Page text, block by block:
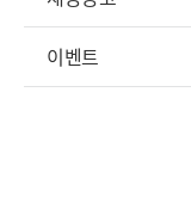
이벤트